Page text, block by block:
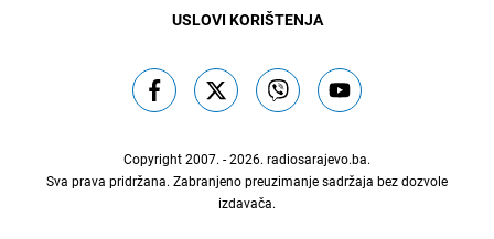
USLOVI KORIŠTENJA
Copyright 2007. - 2026. radiosarajevo.ba.
Sva prava pridržana. Zabranjeno preuzimanje sadržaja bez dozvole
izdavača.